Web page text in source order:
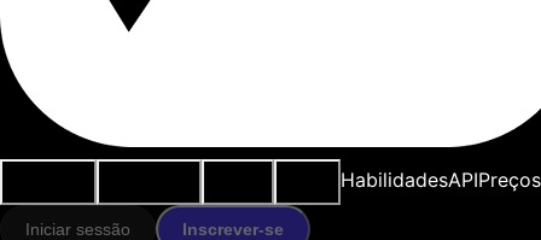
HabilidadesAPIPreços
Iniciar sessão Inscrever-se